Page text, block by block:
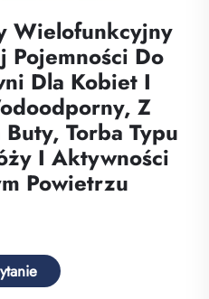
Wielofunkcyjny
Pojemności Do
Dla Kobiet I
Z
Torba Typu
I Aktywności
Powietrzu